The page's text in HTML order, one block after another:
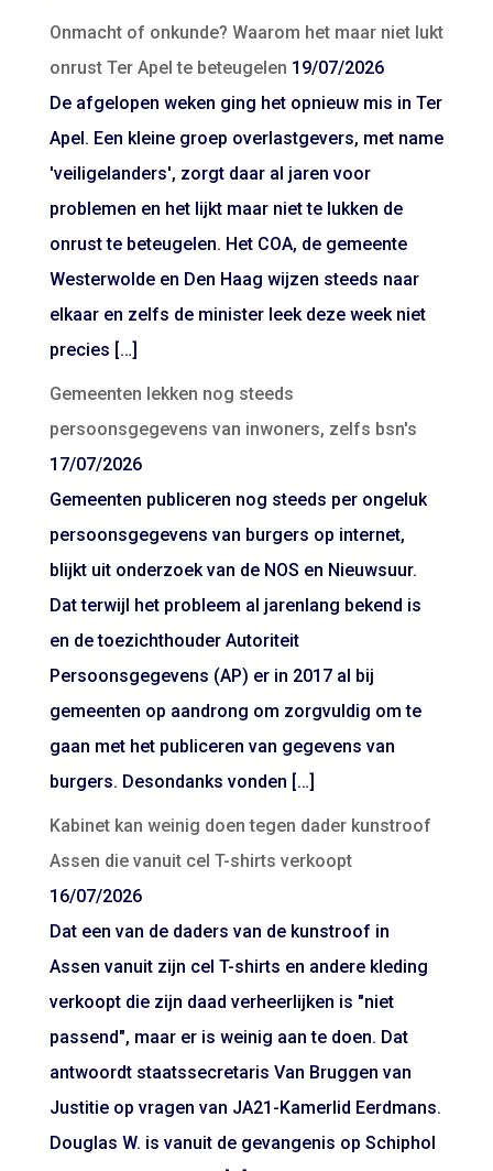
Onmacht of onkunde? Waarom het maar niet lukt
onrust Ter Apel te beteugelen 19/07/2026
De afgelopen weken ging het opnieuw mis in Ter
Apel. Een kleine groep overlastgevers, met name
'veiligelanders', zorgt daar al jaren voor
problemen en het lijkt maar niet te lukken de
onrust te beteugelen. Het COA, de gemeente
Westerwolde en Den Haag wijzen steeds naar
elkaar en zelfs de minister leek deze week niet
precies […]
Gemeenten lekken nog steeds
persoonsgegevens van inwoners, zelfs bsn's
17/07/2026
Gemeenten publiceren nog steeds per ongeluk
persoonsgegevens van burgers op internet,
blijkt uit onderzoek van de NOS en Nieuwsuur.
Dat terwijl het probleem al jarenlang bekend is
en de toezichthouder Autoriteit
Persoonsgegevens (AP) er in 2017 al bij
gemeenten op aandrong om zorgvuldig om te
gaan met het publiceren van gegevens van
burgers. Desondanks vonden […]
Kabinet kan weinig doen tegen dader kunstroof
Assen die vanuit cel T-shirts verkoopt
16/07/2026
Dat een van de daders van de kunstroof in
Assen vanuit zijn cel T-shirts en andere kleding
verkoopt die zijn daad verheerlijken is "niet
passend", maar er is weinig aan te doen. Dat
antwoordt staatssecretaris Van Bruggen van
Justitie op vragen van JA21-Kamerlid Eerdmans.
Douglas W. is vanuit de gevangenis op Schiphol